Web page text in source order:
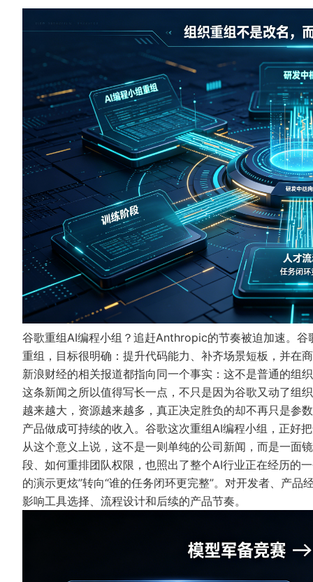
谷歌重组AI编程小组？追赶Anthropic的节奏被迫加速。
重组，目标很明确：提升代码能力、补齐场景短板，并在
新浪财经的相关报道都指向同一个事实：这不是普通的组
这条新闻之所以值得写长一点，不只是因为谷歌又动了组
越来越大，资源越来越多，真正决定胜负的却不再只是参
产品做成可持续的收入。谷歌这次重组AI编程小组，正好
从这个意义上说，这不是一则单纯的公司新闻，而是一面
段、如何重排团队权限，也照出了整个AI行业正在经历的
的演示更炫”转向“谁的任务闭环更完整”。对开发者、产
影响工具选择、流程设计和后续的产品节奏。